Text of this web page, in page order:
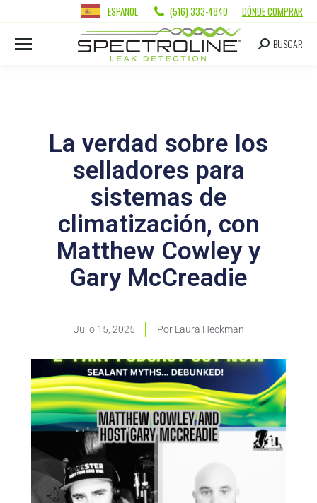
ESPAÑOL (516) 333-4840 DÓNDE COMPRAR
BUSCAR
La verdad sobre los
selladores para
sistemas de
climatización, con
Matthew Cowley y
Gary McCreadie
Julio 15, 2025 PorLaura Heckman